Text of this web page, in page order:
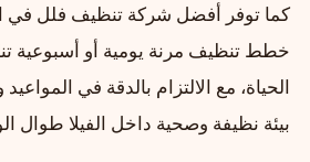
كما توفر أفضل شركة تنظيف فلل في
خطط تنظيف مرنة يومية أو أسبوعية
الحياة، مع الالتزام بالدقة في
بيئة نظيفة وصحية داخل الفيلا طوال